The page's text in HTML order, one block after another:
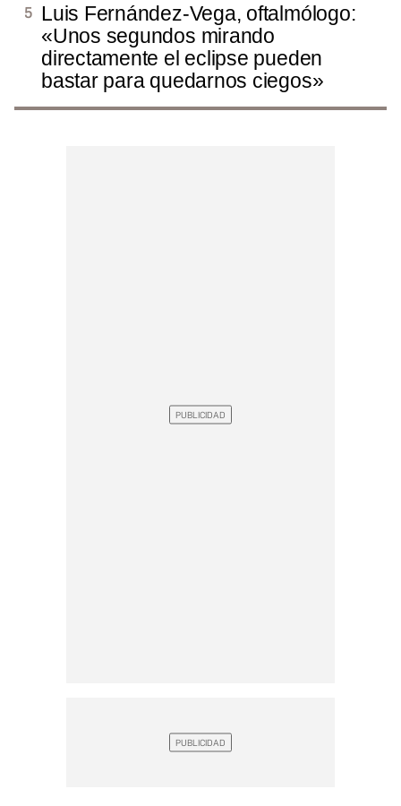
Luis Fernández-Vega, oftalmólogo:
«Unos segundos mirando
directamente el eclipse pueden
bastar para quedarnos ciegos»